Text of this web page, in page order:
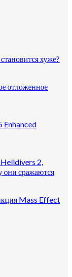
хуже?
отложенное
Enhanced
2,
они сражаются
Mass Effect